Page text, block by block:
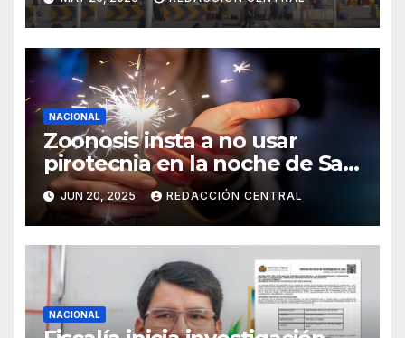
NACIONAL
Zoonosis insta a no usar
pirotecnia en la noche de San
Juan
JUN 20, 2025 REDACCIÓN CENTRAL
NACIONAL